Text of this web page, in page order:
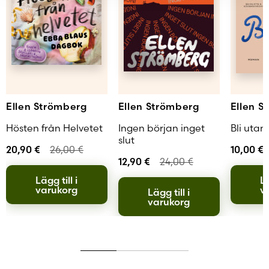
Ellen Strömberg
Hösten från Helvetet
20,90 € 26,00€
Lägg till i
varukorg
Ellen Strömberg
Ingen början inget
slut
12,90 € 24,00€
Lägg till i
varukorg
Ellen
Bli utan
10,00 €